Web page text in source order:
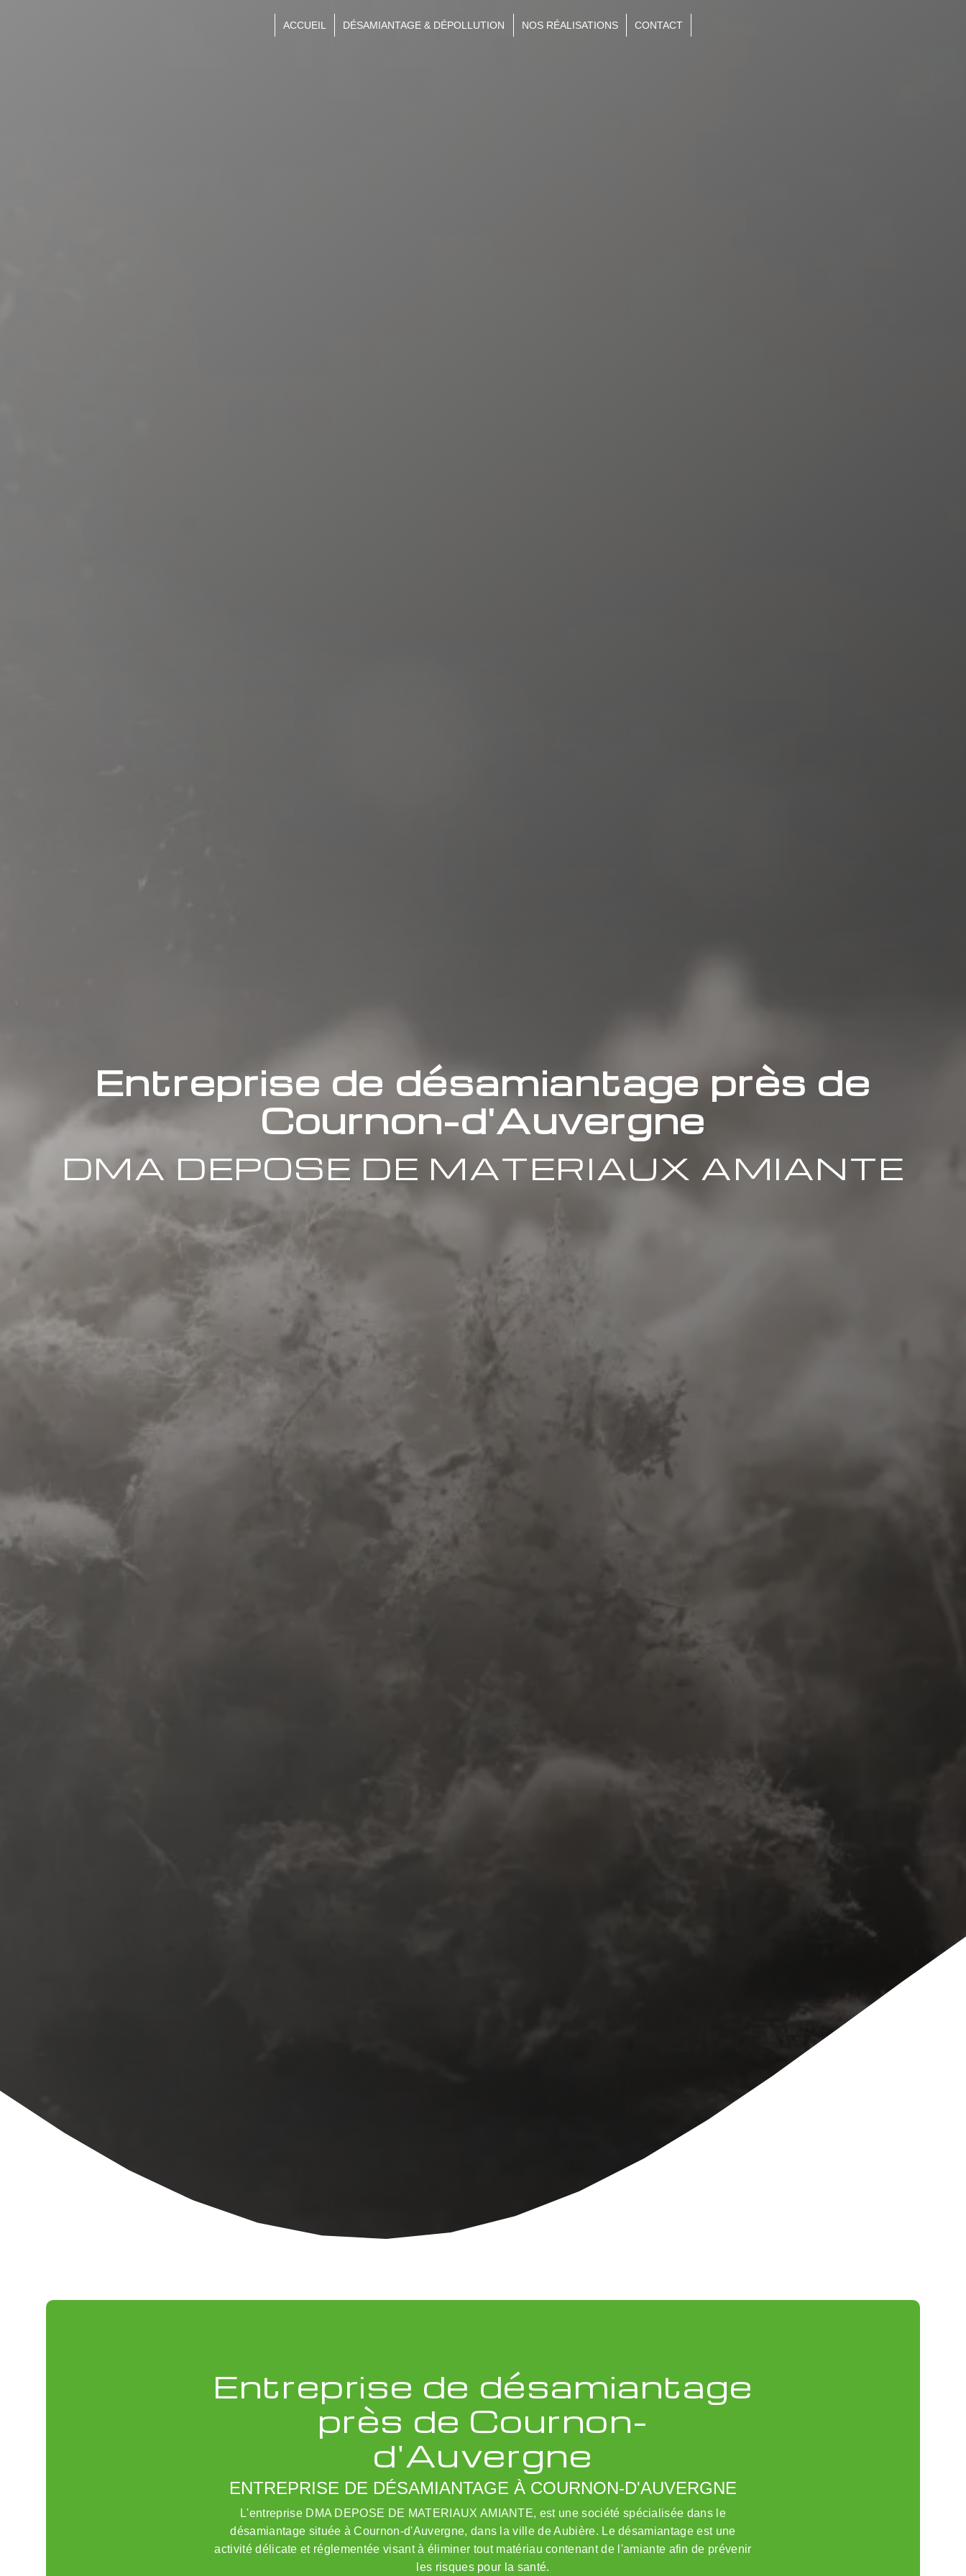
ACCUEIL DÉSAMIANTAGE & DÉPOLLUTION NOS RÉALISATIONS CONTACT
Entreprise de désamiantage près de
Cournon-d'Auvergne
DMA DEPOSE DE MATERIAUX AMIANTE
Entreprise de désamiantage
près de Cournon-
d'Auvergne
ENTREPRISE DE DÉSAMIANTAGE À COURNON-D'AUVERGNE
L'entreprise DMA DEPOSE DE MATERIAUX AMIANTE, est une société spécialisée dans le
désamiantage située à Cournon-d'Auvergne, dans la ville de Aubière. Le désamiantage est une
activité délicate et réglementée visant à éliminer tout matériau contenant de l'amiante afin de prévenir
les risques pour la santé.